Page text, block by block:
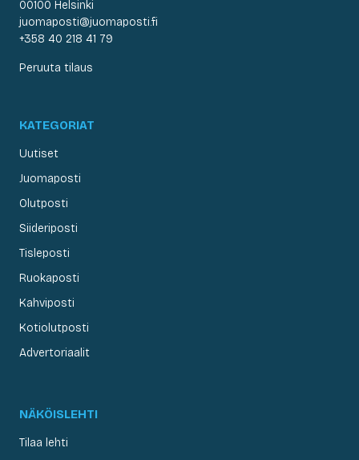
00100 Helsinki
juomaposti@juomaposti.fi
+358 40 218 41 79
Peruuta tilaus
KATEGORIAT
Uutiset
Juomaposti
Olutposti
Siideriposti
Tisleposti
Ruokaposti
Kahviposti
Kotiolutposti
Advertoriaalit
NÄKÖISLEHTI
Tilaa lehti